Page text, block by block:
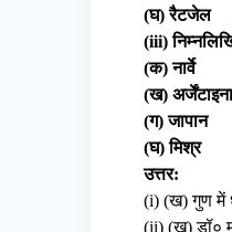
(घ) रैटजेल
(iii)
(क) नार्वे
(ख)
(ग) जापान
(घ) मिश्र
उत्तर:
(i) (ख) गुण में
(ii) (ख) डॉ०